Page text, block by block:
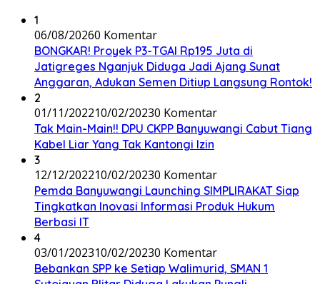
1
06/08/20260 Komentar
BONGKAR! Proyek P3-TGAI Rp195 Juta di
Jatigreges Nganjuk Diduga Jadi Ajang Sunat
Anggaran, Adukan Semen Ditiup Langsung Rontok!
2
01/11/202210/02/20230 Komentar
Tak Main-Main!! DPU CKPP Banyuwangi Cabut Tiang
Kabel Liar Yang Tak Kantongi Izin
3
12/12/202210/02/20230 Komentar
Pemda Banyuwangi Launching SIMPLIRAKAT Siap
Tingkatkan Inovasi Informasi Produk Hukum
Berbasi IT
4
03/01/202310/02/20230 Komentar
Bebankan SPP ke Setiap Walimurid, SMAN 1